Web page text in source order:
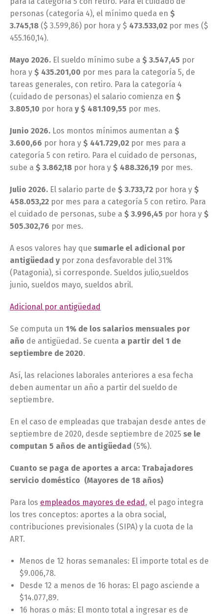
personas (categoría 4), el mínimo queda en $
3.745,18 ($ 3.599,86) por hora y $ 473.533,02 por mes ($
455.160,14).
Mayo 2026. El sueldo mínimo sube a $ 3.547,45 por
hora y $ 435.201,00 por mes para la categoría 5, de
tareas generales, con retiro. Para la categoría 4
(cuidado de personas) el salario comienza en $
3.805,10 por hora y $ 481.109,55 por mes.
Junio 2026. Los montos mínimos aumentan a $
3.600,66 por hora y $ 441.729,02 por mes para a
categoría 5 con retiro. Para el cuidado de personas,
sube a $ 3.862,18 por hora y $ 488.326,19 por mes.
Julio 2026. El salario parte de $ 3.733,72 por hora y $
458.053,22 por mes para a categoría 5 con retiro. Para
el cuidado de personas, sube a $ 3.996,45 por hora y $
505.302,76 por mes.
A esos valores hay que sumarle el adicional por
antigüedad ypor zona desfavorable del 31%
(Patagonia), si corresponde. Sueldos julio,sueldos
junio, sueldos mayo, sueldos abril.
Adicional por antigüedad
Se computa un 1% de los salarios mensuales por
año de antigüedad. Se cuenta a partir del 1 de
septiembre de 2020.
Así, las relaciones laborales anteriores a esa fecha
deben aumentar un año a partir del sueldo de
septiembre.
En el caso de empleadas que trabajan desde antes de
septiembre de 2020, desde septiembre de 2025 se le
computan 5 años de antigüedad (5%).
Cuanto se paga de aportes a arca: Trabajadores
servicio doméstico (Mayores de 18 años)
Para los empleados mayores de edad, el pago integra
los tres conceptos: aportes a la obra social,
contribuciones previsionales (SIPA) y la cuota de la
ART.
Menos de 12 horas semanales: El importe total es de
$9.006,78.
Desde 12 a menos de 16 horas: El pago asciende a
$14.077,89.
16 horas o más: El monto total a ingresar es de